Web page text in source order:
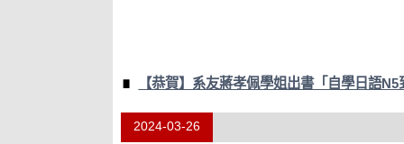
【恭賀】系友蔣孝佩學姐出書「自學日語N5
2024-03-26